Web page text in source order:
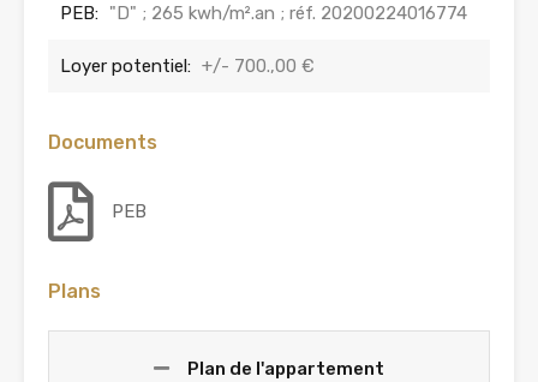
PEB: "D" ; 265 kwh/m².an ; réf. 20200224016774
Loyer potentiel: +/- 700.,00 €
Documents
PEB
Plans
Plan de l'appartement